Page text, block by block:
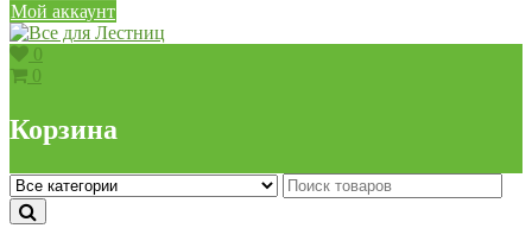
Мой аккаунт
0
0
Корзина